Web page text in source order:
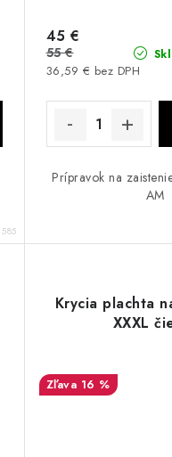
585
36,59 € bez DPH
45 €
55 €
Prípravok na
AM
Krycia plachta
XXXL
16 %